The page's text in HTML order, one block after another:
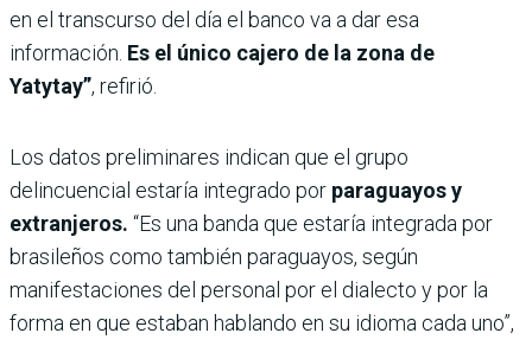
en el transcurso del día el banco va a dar esa
información. Es el único cajero de la zona de
Yatytay”, refirió.
Los datos preliminares indican que el grupo
delincuencial estaría integrado por paraguayos y
extranjeros. “Es una banda que estaría integrada por
brasileños como también paraguayos, según
manifestaciones del personal por el dialecto y por la
forma en que estaban hablando en su idioma cada uno”,